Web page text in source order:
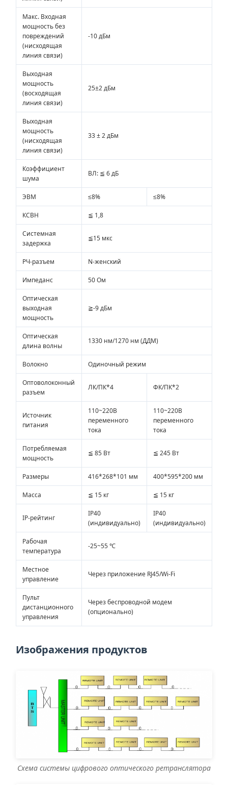
Макс. Входная
мощность без
повреждений
(нисходящая
линия связи)
-10 дБм
Выходная
мощность
(восходящая
линия связи)
25±2 дБм
Выходная
мощность
(нисходящая
линия связи)
33 ± 2 дБм
Коэффициент
шума
ВЛ: ≦ 6 дБ
ЭВМ ≤8% ≤8%
КСВН ≦ 1,8
Системная
задержка
≦15 мкс
РЧ-разъем N-женский
Импеданс 50 Ом
Оптическая
выходная
мощность
≧-9 дБм
Оптическая
длина волны
1330 нм/1270 нм (ДДМ)
Волокно Одиночный режим
Оптоволоконный
разъем
ЛК/ПК*4 ФК/ПК*2
Источник
питания
110~220В
переменного
тока
110~220В
переменного
тока
Потребляемая
мощность
≦ 85 Вт ≦ 245 Вт
Размеры 416*268*101 мм 400*595*200 мм
Масса ≦ 15 кг ≦ 15 кг
IP-рейтинг
IP40
(индивидуально)
IP40
(индивидуально)
Рабочая
температура
-25~55 ℃
Местное
управление
Через приложение RJ45/Wi-Fi
Пульт
дистанционного
управления
Через беспроводной модем
(опционально)
Изображения продуктов
Схема системы цифрового оптического ретранслятора